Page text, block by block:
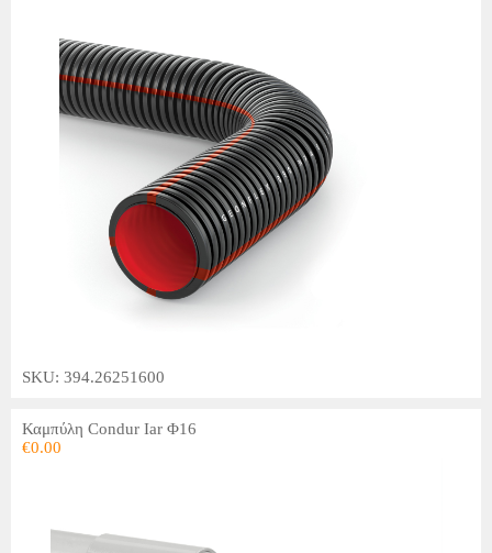
SKU: 394.26251600
Καμπύλη Condur Iar Φ16
€0.00